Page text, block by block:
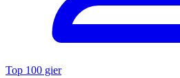
Top 100 gier